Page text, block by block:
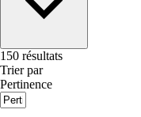
150 résultats
Trier par
Pertinence